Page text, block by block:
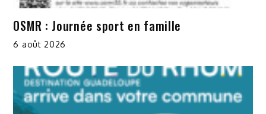
OSMR : Journée sport en famille
6 août 2026